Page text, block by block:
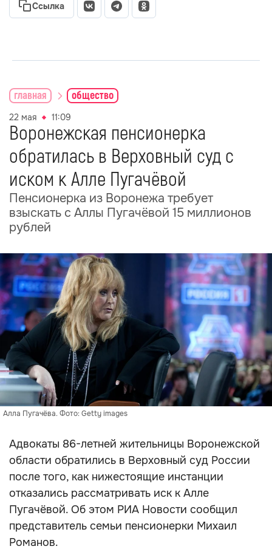
Ссылка
главная общество
22 мая 11:09
Воронежская пенсионерка
обратилась в Верховный суд с
иском к Алле Пугачёвой
Пенсионерка из Воронежа требует
взыскать с Аллы Пугачёвой 15 миллионов
рублей
Алла Пугачёва. Фото: Getty images
Адвокаты 86-летней жительницы Воронежской
области обратились в Верховный суд России
после того, как нижестоящие инстанции
отказались рассматривать иск к Алле
Пугачёвой. Об этом РИА Новости сообщил
представитель семьи пенсионерки Михаил
Романов.